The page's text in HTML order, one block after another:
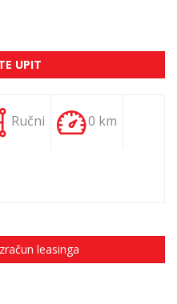
UPIT
Ručni 0 km
leasinga